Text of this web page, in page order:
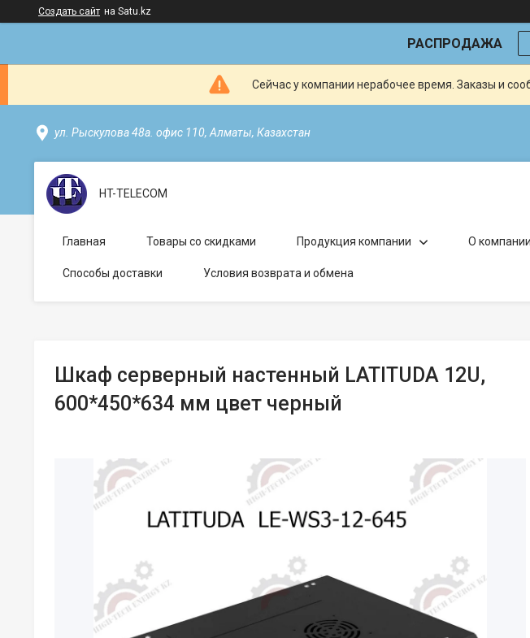
Создать сайт на Satu.kz
РАСПРОДАЖА
Сейчас у компании нерабочее время. Заказы и
ул. Рыскулова 48а. офис 110, Алматы, Казахстан
HT-TELECOM
Главная Товары со скидками Продукция компании О компании
Способы доставки Условия возврата и обмена
Шкаф серверный настенный LATITUDA 12U,
600*450*634 мм цвет черный